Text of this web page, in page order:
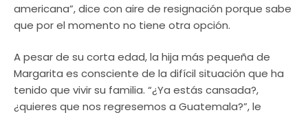
americana”, dice con aire de resignación porque sabe
que por el momento no tiene otra opción.
A pesar de su corta edad, la hija más pequeña de
Margarita es consciente de la difícil situación que ha
tenido que vivir su familia. “¿Ya estás cansada?,
¿quieres que nos regresemos a Guatemala?”, le